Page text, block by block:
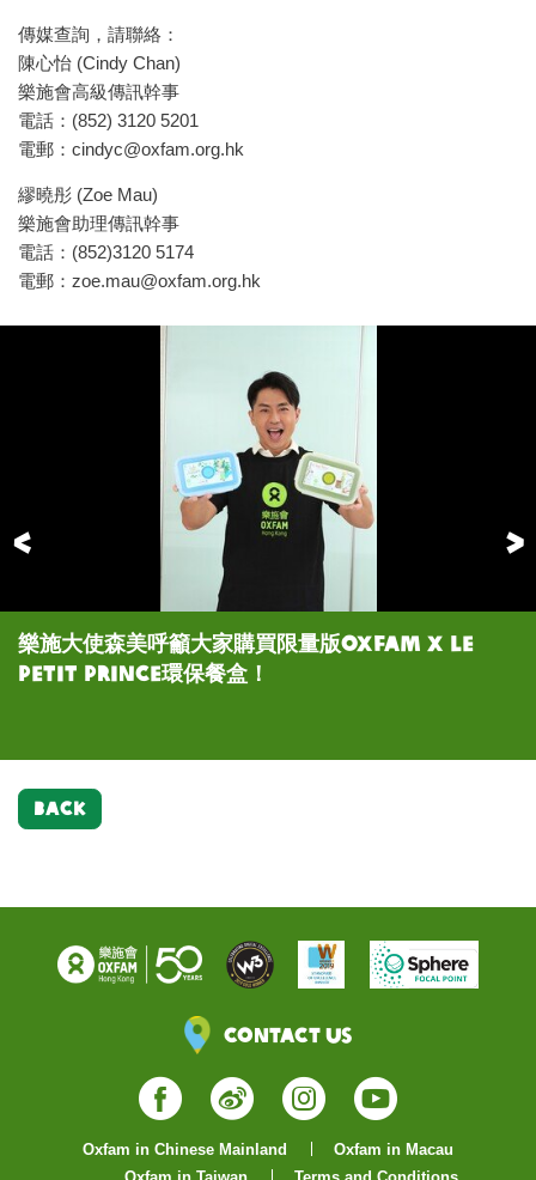
傳媒查詢，請聯絡：
陳心怡 (Cindy Chan)
樂施會高級傳訊幹事
電話：(852) 3120 5201
電郵： cindyc@oxfam.org.hk
繆曉彤 (Zoe Mau)
樂施會助理傳訊幹事
電話：(852)3120 5174
電郵： zoe.mau@oxfam.org.hk
Previous
樂施大使森美呼籲大家購買限量版Oxfam x Le
Petit Prince環保餐盒！
JW王灝兒已經網上預訂了數個環保餐盒，等你一齊
支持呀！
樂施大使小肥多年支持樂施會扶貧工作，今次義賣都
不例外！
酒店達人Jeffery黎學勤力行減塑，外出工作時經常
自備樂施會小王子環保餐盒！
慧敏哥Vivian最喜歡樂施會「擁抱小綿羊版」藍色
環保餐盒，你呢？
環保餐盒每個售價80元，有綠色的「小王子遊歷
版」及藍色的「擁抱小綿羊版」兩款任你選！
「限量版Oxfam x Le Petit Prince摺疊式環保餐
盒」今年首次安排即日起於澳門各區之自動販賣機發
BACK
Contact Us
Facebook
WeiboInstagram
YouTube
Oxfam in Chinese Mainland
Oxfam in Macau